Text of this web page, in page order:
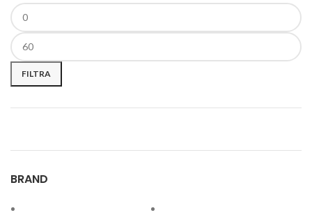
Prezzo
Min
Prezzo
Max
FILTRA
BRAND